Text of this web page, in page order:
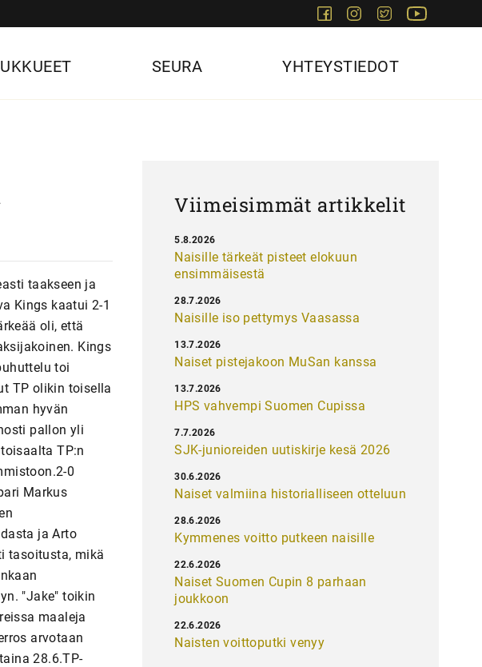
FacebookInstagram
Twitter
SEURA YHTEYSTIEDOT
taakseen ja
Kings kaatui 2-1
oli, että
Kings
toi
TP olikin toisella
hyvän
pallon yli
TP:n
0
Markus
ja Arto
tasoitusta, mikä
"Jake" toikin
maaleja
arvotaan
28.6.TP-
Viimeisimmät artikkelit
Naisille tärkeät pisteet elokuun
ensimmäisestä
5.8.2026
Naisille iso pettymys Vaasassa
28.7.2026
Naiset pistejakoon MuSan kanssa
13.7.2026
HPS vahvempi Suomen Cupissa
13.7.2026
SJK-junioreiden uutiskirje kesä 2026
7.7.2026
Naiset valmiina historialliseen otteluun
30.6.2026
Kymmenes voitto putkeen naisille
28.6.2026
Naiset Suomen Cupin 8 parhaan
joukkoon
22.6.2026
Naisten voittoputki venyy
22.6.2026